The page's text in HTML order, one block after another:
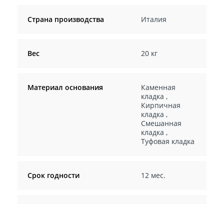
Страна производства Италия
Вес 20 кг
Материал основания
Каменная
кладка ,
Кирпичная
кладка ,
Смешанная
кладка ,
Туфовая кладка
Срок годности 12 мес.